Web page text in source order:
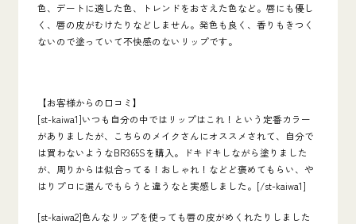
色、デートに適した色、トレンドをおさえた色など。唇にも優し
く、唇の皮がむけたりなどしません。発色も良く、香りもきつく
ないので塗っていて不快感のないリップです。
【お客様からの口コミ】
[st-kaiwa1]いつも自分の中ではリップはこれ！という定番カラー
がありましたが、こちらのメイクさんにオススメされて、自分で
は買わないようなBR365Sを購入。ドキドキしながら塗りました
が、周りからは似合ってる！おしゃれ！などど褒めてもらい、や
はりプロに選んでもらうと違うなと実感しました。[/st-kaiwa1]
[st-kaiwa2]色んなリップを使っても唇の皮がめくれたりしました